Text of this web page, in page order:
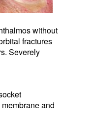
without
fractures
Severely
and